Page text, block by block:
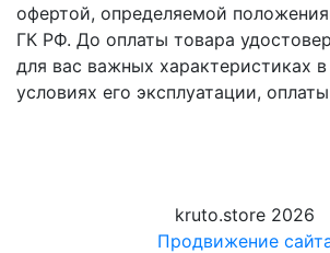
офертой, определяемой
ГК РФ. До оплаты товара
для вас важных характеристиках в
условиях его эксплуатации,
kruto.store 2026
Продвижение